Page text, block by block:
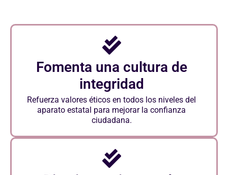
Fomenta una cultura de
integridad
Refuerza valores éticos en todos los niveles del
aparato estatal para mejorar la confianza
ciudadana.